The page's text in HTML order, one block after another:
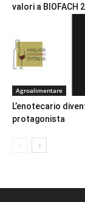
valori a BIOFACH
Agroalimentare
L’enotecario
protagonista